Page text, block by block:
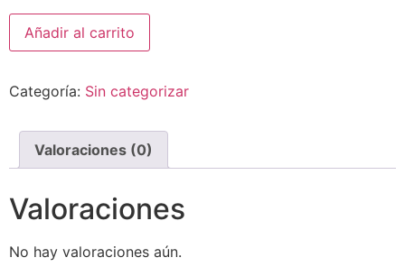
Añadir al carrito
Categoría: Sin categorizar
Valoraciones (0)
Valoraciones
No hay valoraciones aún.